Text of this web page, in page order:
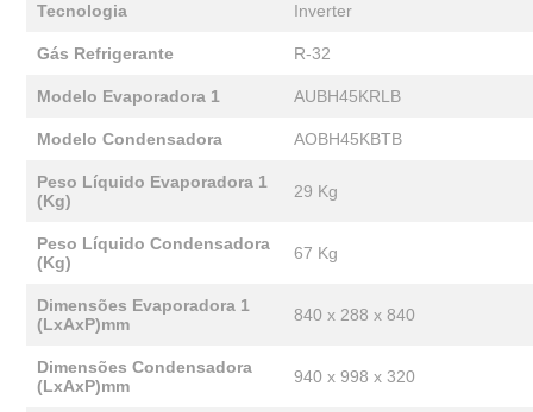
Tecnologia Inverter
Gás Refrigerante R-32
Modelo Evaporadora 1 AUBH45KRLB
Modelo Condensadora AOBH45KBTB
Peso Líquido Evaporadora 1
(Kg)
29 Kg
Peso Líquido Condensadora
(Kg)
67 Kg
Dimensões Evaporadora 1
(LxAxP)mm
840 x 288 x 840
Dimensões Condensadora
(LxAxP)mm
940 x 998 x 320